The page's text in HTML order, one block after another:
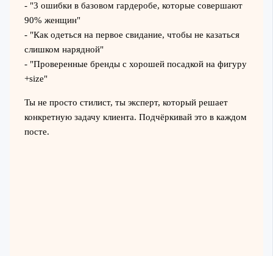
- "3 ошибки в базовом гардеробе, которые совершают
90% женщин"
- "Как одеться на первое свидание, чтобы не казаться
слишком нарядной"
- "Проверенные бренды с хорошей посадкой на фигуру
+size"
Ты не просто стилист, ты эксперт, который решает
конкретную задачу клиента. Подчёркивай это в каждом
посте.